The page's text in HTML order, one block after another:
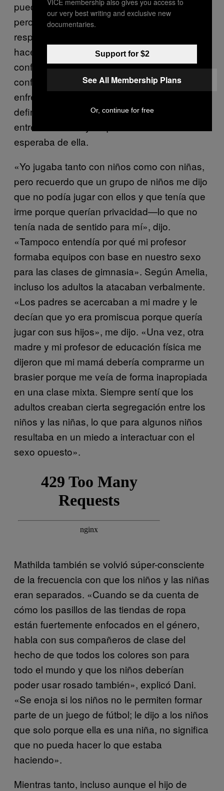
puedes hacer esto porque eres una niña’,
pero eso me hacía sentir rebelde y mi
respuesta era que definitivamente
hacerlo». Cuando le pregunté si sintió
confundida o afectada por los mensajes
conflictivos que recibía en casa y lo que
enfrentaba en la escuela, explicó que
definitivamente sentía que había un choque
entre su crianza y lo que la sociedad
esperaba de ella.
«Yo jugaba tanto con niños como con niñas,
pero recuerdo que un grupo de niños me dijo
que no podía jugar con ellos y que tenía que
irme porque querían privacidad—lo que no
tenía nada de sentido para mí», dijo.
«Tampoco entendía por qué mi profesor
formaba equipos con base en nuestro sexo
para las clases de gimnasia». Según Amelia,
incluso los adultos la atacaban verbalmente.
«Los padres se acercaban a mi madre y le
decían que yo era promiscua porque quería
jugar con sus hijos», me dijo. «Una vez, otra
madre y mi profesor de educación física me
dijeron que mi mamá debería comprarme un
brasier porque me veía de forma inapropiada
en una clase mixta. Siempre sentí que los
adultos creaban cierta segregación entre los
niños y las niñas, lo que para algunos niños
resultaba en un miedo a interactuar con el
sexo opuesto».
Mathilda también se volvió súper-consciente
de la frecuencia con que los niños y las niñas
eran separados. «Cuando se da cuenta de
cómo los pasillos de las tiendas de ropa
están fuertemente enfocados en el género,
habla con sus compañeros de clase del
hecho de que todos los colores son para
todo el mundo y que los niños deberían
poder usar rosado también», explicó Dani.
«Se enoja si los niños no le permiten formar
parte de un juego de fútbol; le dijo a los niños
que solo porque ella es una niña, no significa
que no pueda hacer lo que estaba
haciendo».
Mientras tanto, incluso aunque el hijo de
our very best writing and exclusive new
documentaries.
Support for $2
See All Membership Plans
Or, continue for free